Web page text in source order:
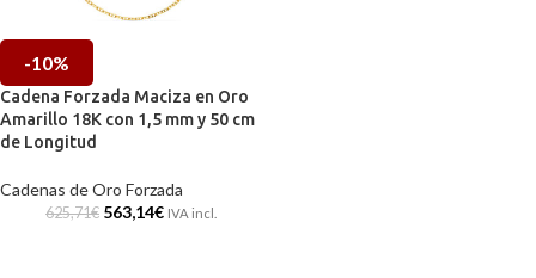
-10%
Cadena Forzada Maciza en Oro
Amarillo 18K con 1,5 mm y 50 cm
de Longitud
Cadenas de Oro Forzada
625,71€ 563,14€ IVA incl.